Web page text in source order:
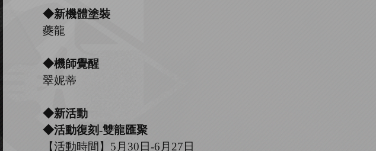
◆新機體塗裝
夔龍
◆機師覺醒
翠妮蒂
◆新活動
◆活動復刻-雙龍匯聚
【活動時間】 5月 30 日-6月 27 日